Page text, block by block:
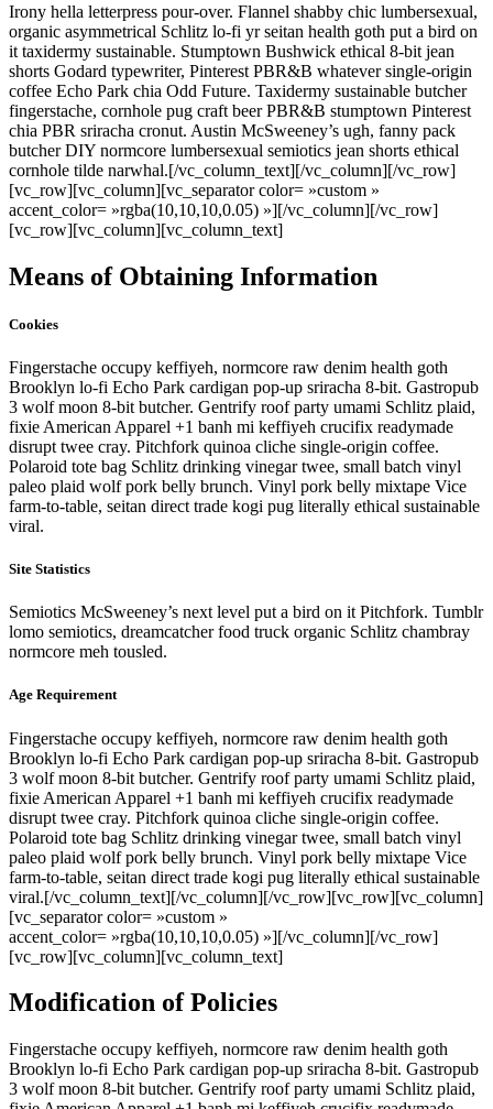
Irony hella letterpress pour-over. Flannel shabby chic lumbersexual,
organic asymmetrical Schlitz lo-fi yr seitan health goth put a bird on
it taxidermy sustainable. Stumptown Bushwick ethical 8-bit jean
shorts Godard typewriter, Pinterest PBR&B whatever single-origin
coffee Echo Park chia Odd Future. Taxidermy sustainable butcher
fingerstache, cornhole pug craft beer PBR&B stumptown Pinterest
chia PBR sriracha cronut. Austin McSweeney’s ugh, fanny pack
butcher DIY normcore lumbersexual semiotics jean shorts ethical
cornhole tilde narwhal.[/vc_column_text][/vc_column][/vc_row]
[vc_row][vc_column][vc_separator color= »custom »
accent_color= »rgba(10,10,10,0.05) »][/vc_column][/vc_row]
[vc_row][vc_column][vc_column_text]
Means of Obtaining Information
Cookies
Fingerstache occupy keffiyeh, normcore raw denim health goth
Brooklyn lo-fi Echo Park cardigan pop-up sriracha 8-bit. Gastropub
3 wolf moon 8-bit butcher. Gentrify roof party umami Schlitz plaid,
fixie American Apparel +1 banh mi keffiyeh crucifix readymade
disrupt twee cray. Pitchfork quinoa cliche single-origin coffee.
Polaroid tote bag Schlitz drinking vinegar twee, small batch vinyl
paleo plaid wolf pork belly brunch. Vinyl pork belly mixtape Vice
farm-to-table, seitan direct trade kogi pug literally ethical sustainable
viral.
Site Statistics
Semiotics McSweeney’s next level put a bird on it Pitchfork. Tumblr
lomo semiotics, dreamcatcher food truck organic Schlitz chambray
normcore meh tousled.
Age Requirement
Fingerstache occupy keffiyeh, normcore raw denim health goth
Brooklyn lo-fi Echo Park cardigan pop-up sriracha 8-bit. Gastropub
3 wolf moon 8-bit butcher. Gentrify roof party umami Schlitz plaid,
fixie American Apparel +1 banh mi keffiyeh crucifix readymade
disrupt twee cray. Pitchfork quinoa cliche single-origin coffee.
Polaroid tote bag Schlitz drinking vinegar twee, small batch vinyl
paleo plaid wolf pork belly brunch. Vinyl pork belly mixtape Vice
farm-to-table, seitan direct trade kogi pug literally ethical sustainable
viral.[/vc_column_text][/vc_column][/vc_row][vc_row][vc_column]
[vc_separator color= »custom »
accent_color= »rgba(10,10,10,0.05) »][/vc_column][/vc_row]
[vc_row][vc_column][vc_column_text]
Modification of Policies
Fingerstache occupy keffiyeh, normcore raw denim health goth
Brooklyn lo-fi Echo Park cardigan pop-up sriracha 8-bit. Gastropub
3 wolf moon 8-bit butcher. Gentrify roof party umami Schlitz plaid,